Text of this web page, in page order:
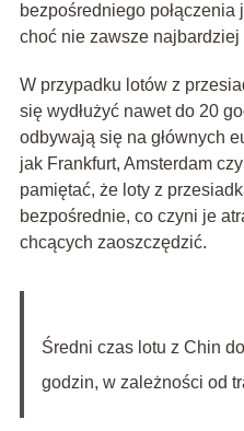
bezpośredniego
choć nie zawsze najbardziej
W przypadku lotów z
się wydłużyć nawet do 20
odbywają się na głównych
jak Frankfurt, Amsterdam
pamiętać, że loty z
bezpośrednie, co czyni je
chcących zaoszczędzić.
Średni czas lotu z Chin
godzin, w zależności od